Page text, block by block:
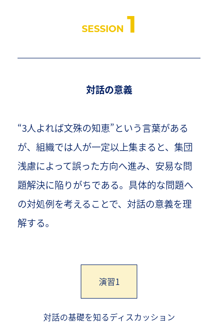
SESSION 1
対話の意義
“3人よれば文殊の知恵”という言葉がある
が、組織では人が一定以上集まると、集団
浅慮によって誤った方向へ進み、安易な問
題解決に陥りがちである。具体的な問題へ
の対処例を考えることで、対話の意義を理
解する。
演習1
対話の基礎を知るディスカッション